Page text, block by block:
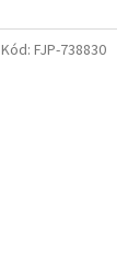
Kód: FJP-738830